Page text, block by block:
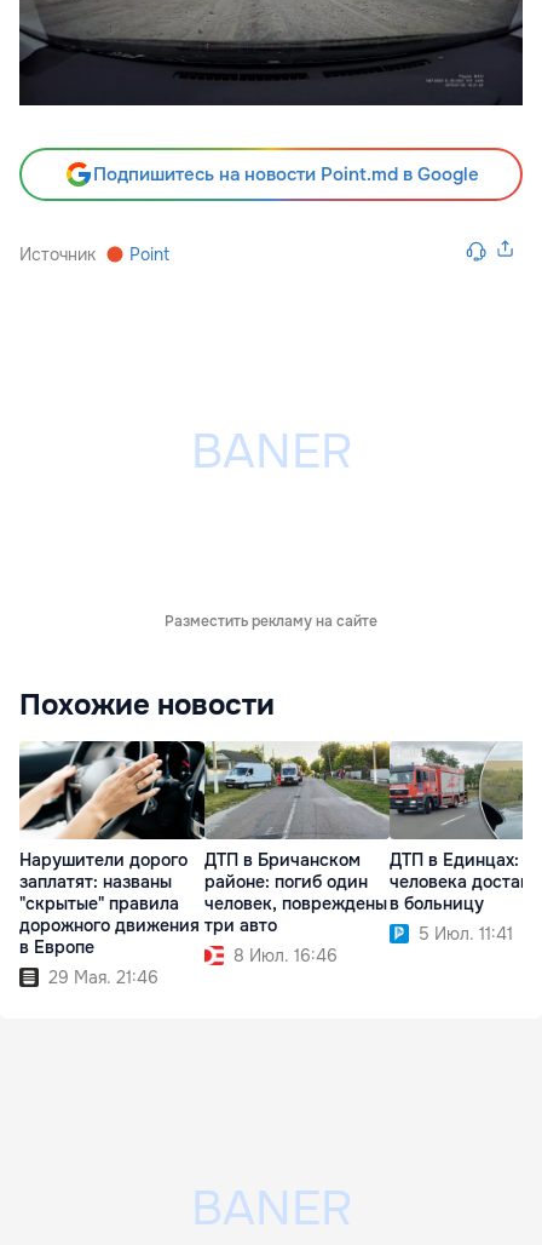
Подпишитесь на новости Point.md в Google
Источник Point
Разместить рекламу на сайте
Похожие новости
Нарушители дорого
заплатят: названы
"скрытые" правила
дорожного движения
в Европе
29 Мая. 21:46
ДТП в Бричанском
районе: погиб один
человек, повреждены
три авто
8 Июл. 16:46
ДТП в Единцах:
человека
в больницу
5 Июл. 11:41